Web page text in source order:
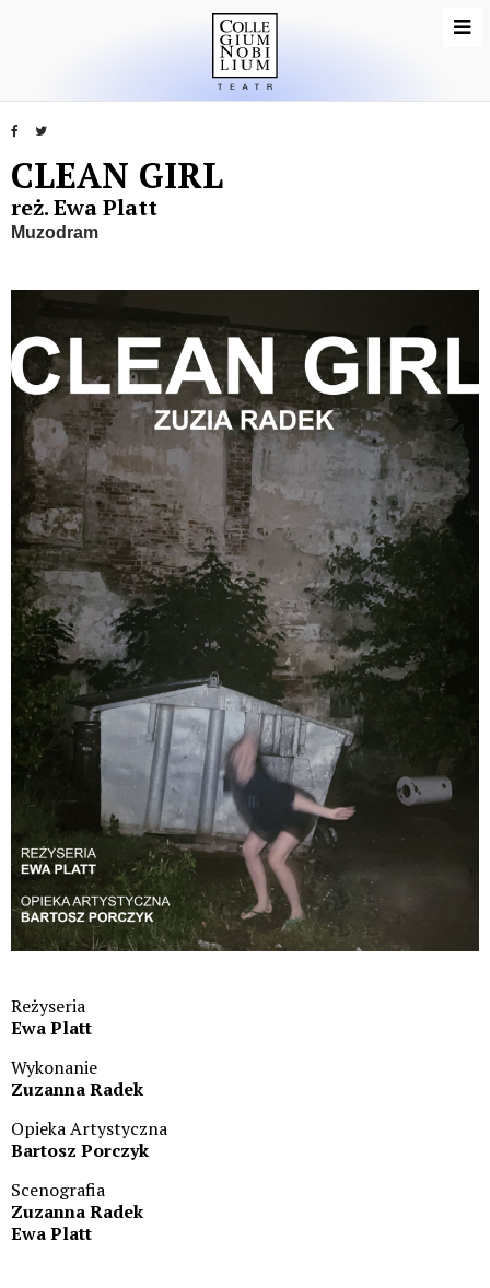
CLEAN GIRL
reż. Ewa Platt
Muzodram
Reżyseria
Ewa Platt
Wykonanie
Zuzanna Radek
Opieka Artystyczna
Bartosz Porczyk
Scenografia
Zuzanna Radek
Ewa Platt